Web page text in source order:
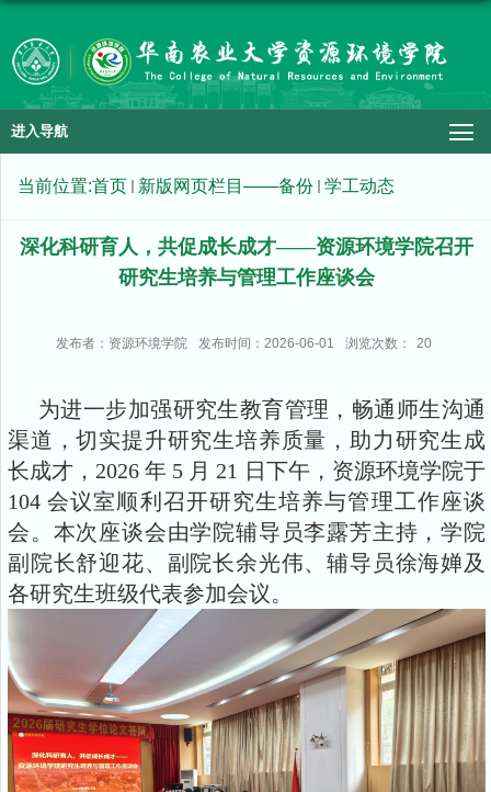
进入导航
当前位置:首页 新版网页栏目——备份 学工动态
深化科研育人，共促成长成才——资源环境学院召开
研究生培养与管理工作座谈会
发布者：资源环境学院 发布时间：2026-06-01 浏览次数： 20
为进一步加强研究生教育管理，畅通师生沟通
渠道，切实提升研究生培养质量，助力研究生成
长成才，2026 年 5 月 21 日下午，资源环境学院于
104 会议室顺利召开研究生培养与管理工作座谈
会。本次座谈会由学院辅导员李露芳主持，学院
副院长舒迎花、副院长余光伟、辅导员徐海婵及
各研究生班级代表参加会议。